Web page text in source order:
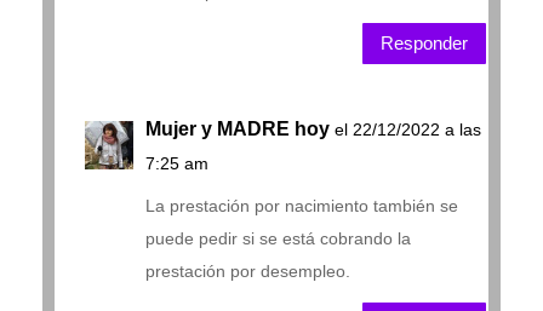
Responder
Mujer y MADRE hoy el 22/12/2022 a las
7:25 am
La prestación por nacimiento también se
puede pedir si se está cobrando la
prestación por desempleo.